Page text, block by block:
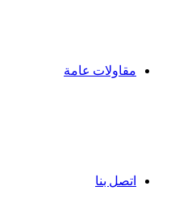
مقاولات عامة
اتصل بنا